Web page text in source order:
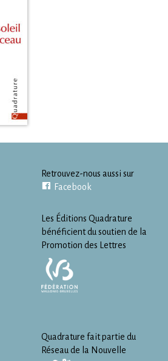
Retrouvez-nous aussi sur
Facebook
Les Éditions Quadrature
bénéficient du soutien de la
Promotion des Lettres
Quadrature fait partie du
Réseau de la Nouvelle